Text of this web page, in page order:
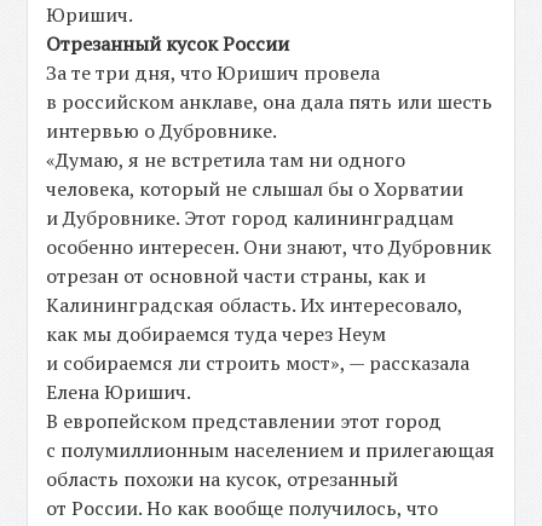
Юришич.
Отрезанный кусок России
За те три дня, что Юришич провела
в российском анклаве, она дала пять или шесть
интервью о Дубровнике.
«Думаю, я не встретила там ни одного
человека, который не слышал бы о Хорватии
и Дубровнике. Этот город калининградцам
особенно интересен. Они знают, что Дубровник
отрезан от основной части страны, как и
Калининградская область. Их интересовало,
как мы добираемся туда через Неум
и собираемся ли строить мост», — рассказала
Елена Юришич.
В европейском представлении этот город
с полумиллионным населением и прилегающая
область похожи на кусок, отрезанный
от России. Но как вообще получилось, что